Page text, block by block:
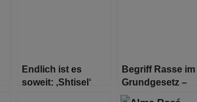
Endlich ist es
soweit: ‚Shtisel‘
Begriff Rasse im
Grundgesetz –
Hamburg schlägt